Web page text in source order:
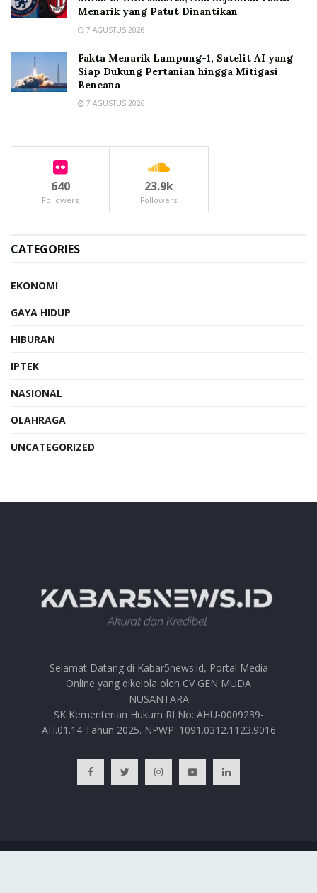
Menarik yang Patut Dinantikan
7 AGUSTUS 2026
Fakta Menarik Lampung-1, Satelit AI yang
Siap Dukung Pertanian hingga Mitigasi
Bencana
7 AGUSTUS 2026
640
Followers
23.9k
Followers
CATEGORIES
EKONOMI
GAYA HIDUP
HIBURAN
IPTEK
NASIONAL
OLAHRAGA
UNCATEGORIZED
Selamat Datang di Kabar5news.id, Portal Media
Online yang dikelola oleh CV GEN MUDA
NUSANTARA
SK Kementerian Hukum RI No: AHU-0009239-
AH.01.14 Tahun 2025. NPWP: 1091.0312.1123.9016